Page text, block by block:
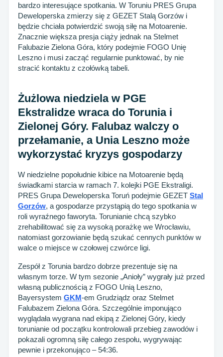
bardzo interesujące spotkania. W Toruniu PRES Grupa
Deweloperska zmierzy się z GEZET Stalą Gorzów i
będzie chciała potwierdzić swoją siłę na Motoarenie.
Znacznie większa presja ciąży jednak na Stelmet
Falubazie Zielona Góra, który podejmie FOGO Unię
Leszno i musi zacząć regularnie punktować, by nie
stracić kontaktu z czołówką tabeli.
Żużlowa niedziela w PGE
Ekstralidze wraca do Torunia i
Zielonej Góry. Falubaz walczy o
przełamanie, a Unia Leszno może
wykorzystać kryzys gospodarzy
W niedzielne popołudnie kibice na Motoarenie będą
świadkami starcia w ramach 7. kolejki PGE Ekstraligi.
PRES Grupa Deweloperska Toruń podejmie GEZET Stal
Gorzów, a gospodarze przystąpią do tego spotkania w
roli wyraźnego faworyta. Torunianie chcą szybko
zrehabilitować się za wysoką porażkę we Wrocławiu,
natomiast gorzowianie będą szukać cennych punktów w
walce o miejsce w czołowej czwórce ligi.
Zespół z Torunia bardzo dobrze prezentuje się na
własnym torze. W tym sezonie „Anioły” wygrały już przed
własną publicznością z FOGO Unią Leszno,
Bayersystem GKM-em Grudziądz oraz Stelmet
Falubazem Zielona Góra. Szczególnie imponująco
wyglądała wygrana nad ekipą z Zielonej Góry, kiedy
torunianie od początku kontrolowali przebieg zawodów i
pokazali ogromną siłę całego zespołu, wygrywając
pewnie i przekonująco – 54:36.